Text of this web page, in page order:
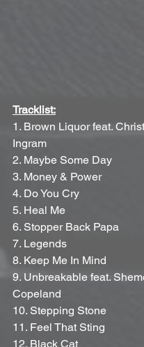
Tracklist:
1. Brown Liquor feat.
Ingram
2. Maybe Some Day
3. Money & Power
4. Do You Cry
5. Heal Me
6. Stopper Back Papa
7. Legends
8. Keep Me In Mind
9. Unbreakable feat.
Copeland
10. Stepping Stone
11. Feel That Sting
12. Black Cat